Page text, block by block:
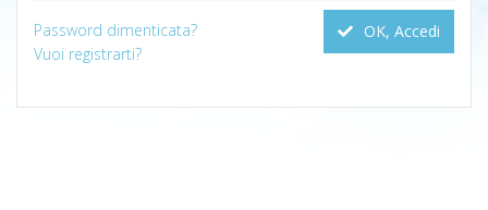
OK, Accedi
Password dimenticata?
Vuoi registrarti?